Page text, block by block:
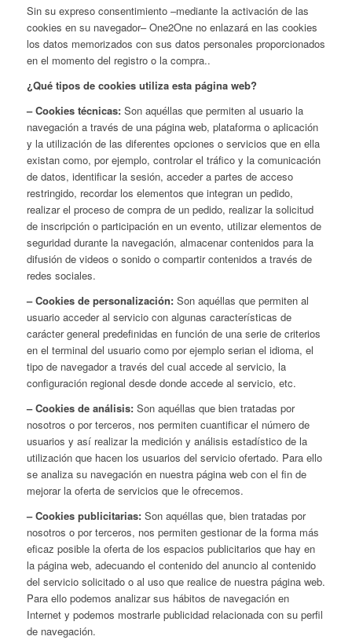
Sin su expreso consentimiento –mediante la activación de las
cookies en su navegador– One2One no enlazará en las cookies
los datos memorizados con sus datos personales proporcionados
en el momento del registro o la compra..
¿Qué tipos de cookies utiliza esta página web?
– Cookies técnicas:Son aquéllas que permiten al usuario la
navegación a través de una página web, plataforma o aplicación
y la utilización de las diferentes opciones o servicios que en ella
existan como, por ejemplo, controlar el tráfico y la comunicación
de datos, identificar la sesión, acceder a partes de acceso
restringido, recordar los elementos que integran un pedido,
realizar el proceso de compra de un pedido, realizar la solicitud
de inscripción o participación en un evento, utilizar elementos de
seguridad durante la navegación, almacenar contenidos para la
difusión de videos o sonido o compartir contenidos a través de
redes sociales.
– Cookies de personalización: Son aquéllas que permiten al
usuario acceder al servicio con algunas características de
carácter general predefinidas en función de una serie de criterios
en el terminal del usuario como por ejemplo serian el idioma, el
tipo de navegador a través del cual accede al servicio, la
configuración regional desde donde accede al servicio, etc.
– Cookies de análisis:Son aquéllas que bien tratadas por
nosotros o por terceros, nos permiten cuantificar el número de
usuarios y así realizar la medición y análisis estadístico de la
utilización que hacen los usuarios del servicio ofertado. Para ello
se analiza su navegación en nuestra página web con el fin de
mejorar la oferta de servicios que le ofrecemos.
– Cookies publicitarias:Son aquéllas que, bien tratadas por
nosotros o por terceros, nos permiten gestionar de la forma más
eficaz posible la oferta de los espacios publicitarios que hay en
la página web, adecuando el contenido del anuncio al contenido
del servicio solicitado o al uso que realice de nuestra página web.
Para ello podemos analizar sus hábitos de navegación en
Internet y podemos mostrarle publicidad relacionada con su perfil
de navegación.